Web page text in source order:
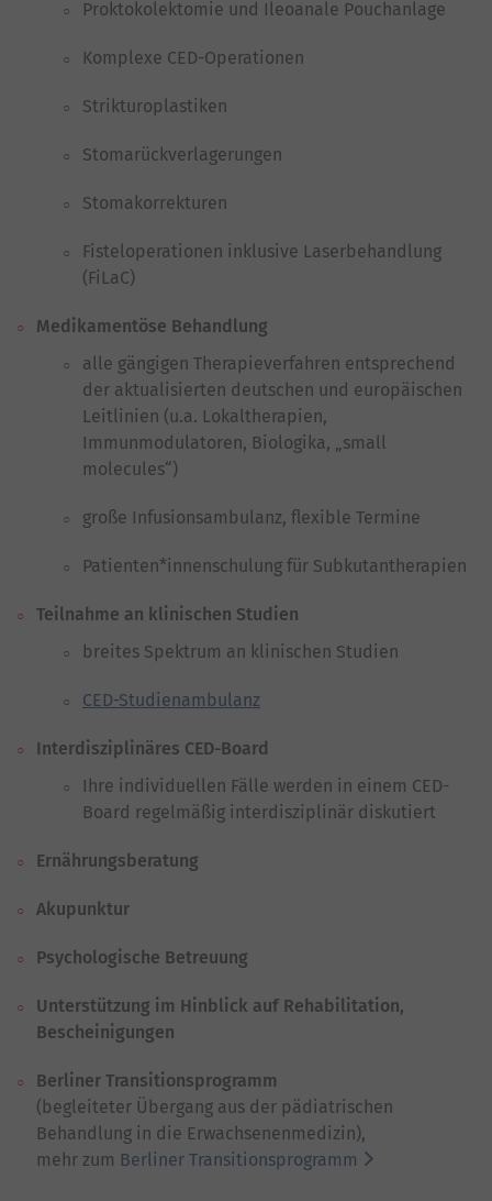
Proktokolektomie und Ileoanale Pouchanlage
Komplexe CED-Operationen
Strikturoplastiken
Stomarückverlagerungen
Stomakorrekturen
Fisteloperationen inklusive Laserbehandlung
(FiLaC)
Medikamentöse Behandlung
alle gängigen Therapieverfahren entsprechend
der aktualisierten deutschen und europäischen
Leitlinien (u.a. Lokaltherapien,
Immunmodulatoren, Biologika, „small
molecules“)
große Infusionsambulanz, flexible Termine
Patienten*innenschulung für Subkutantherapien
Teilnahme an klinischen Studien
breites Spektrum an klinischen Studien
CED-Studienambulanz
Interdisziplinäres CED-Board
Ihre individuellen Fälle werden in einem CED-
Board regelmäßig interdisziplinär diskutiert
Ernährungsberatung
Akupunktur
Psychologische Betreuung
Unterstützung im Hinblick auf Rehabilitation,
Bescheinigungen
Berliner Transitionsprogramm
(begleiteter Übergang aus der pädiatrischen
Behandlung in die Erwachsenenmedizin),
mehr zum Berliner Transitionsprogramm